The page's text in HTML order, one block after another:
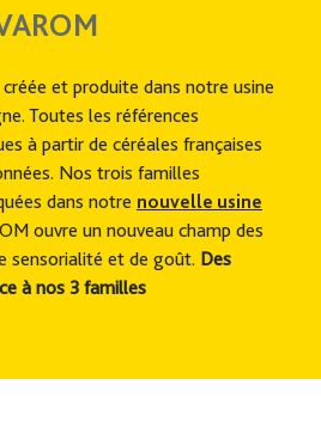
et produite dans notre usine
Toutes les références
à partir de céréales françaises
Nos trois familles
dans notre nouvelle usine
ouvre un nouveau champ des
sensorialité et de goût. Des
à nos 3 familles